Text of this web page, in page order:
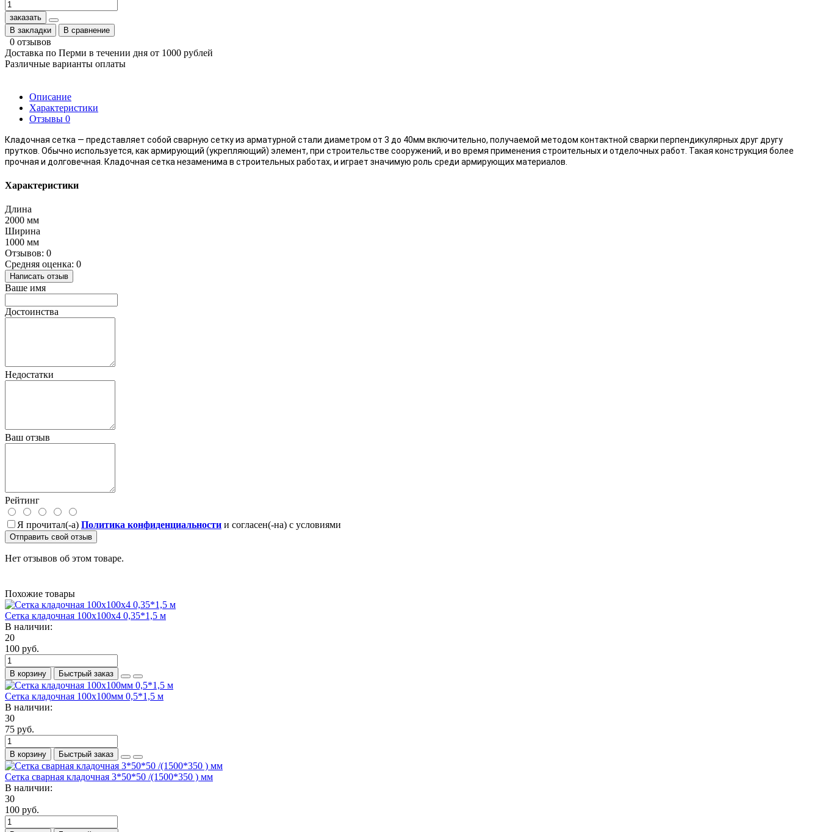
заказать
В закладки
В сравнение
0 отзывов
Доставка по Перми в течении дня от 1000 рублей
Различные варианты оплаты
Описание
Характеристики
Отзывы 0
Кладочная сетка — представляет собой сварную сетку из арматурной стали диаметром от 3 до 40мм включительно, получаемой методом контактной сварки перпендикулярных друг другу
прутков. Обычно используется, как армирующий (укрепляющий) элемент, при строительстве сооружений, и во время применения строительных и отделочных работ. Такая конструкция более
прочная и долговечная. Кладочная сетка незаменима в строительных работах, и играет значимую роль среди армирующих материалов.
Характеристики
Длина
2000 мм
Ширина
1000 мм
Отзывов: 0
Средняя оценка: 0
Написать отзыв
Ваше имя
Достоинства
Недостатки
Ваш отзыв
Рейтинг
Я прочитал(-а) Политика конфиденциальности и согласен(-на) с условиями
Отправить свой отзыв
Нет отзывов об этом товаре.
Похожие товары
Сетка кладочная 100х100х4 0,35*1,5 м
В наличии:
20
100 руб.
В корзину Быстрый заказ
Сетка кладочная 100х100мм 0,5*1,5 м
В наличии:
30
75 руб.
В корзину Быстрый заказ
Сетка сварная кладочная 3*50*50 /(1500*350 ) мм
В наличии:
30
100 руб.